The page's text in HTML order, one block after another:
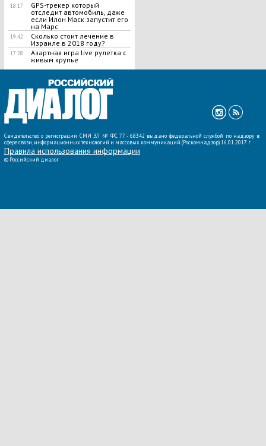
18:17
GPS-трекер который
отследит автомобиль, даже
если Илон Маск запустит его
на Марс
19:42
Сколько стоит лечение в
Израиле в 2018 году?
17:28
Азартная игра live рулетка с
живым крупье
Свидетельство о регистрации СМИ ЭЛ № ФС 77 - 68342 выдано федеральной службой по надзору в
сфере связи, информационных технологий и массовых коммуникаций (Роскомнадзор) 16.01.2017 г.
Правила использования информации
© Российский диалог